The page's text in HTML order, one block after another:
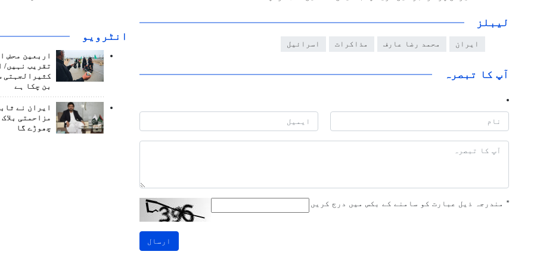
لیبلز
ایران محمد رضا عارف مذاکرات اسرائیل
آپ کا تبصرہ
* مندرجہ ذیل عبارت کو سامنے کے بکس میں درج کریں
ارسال
انٹرويو
اربعین محض
تقریب نہیں/
کثیرالجہتی
بن چکا ہے
ایران نے
مزاحمتی
چھوڑے گا